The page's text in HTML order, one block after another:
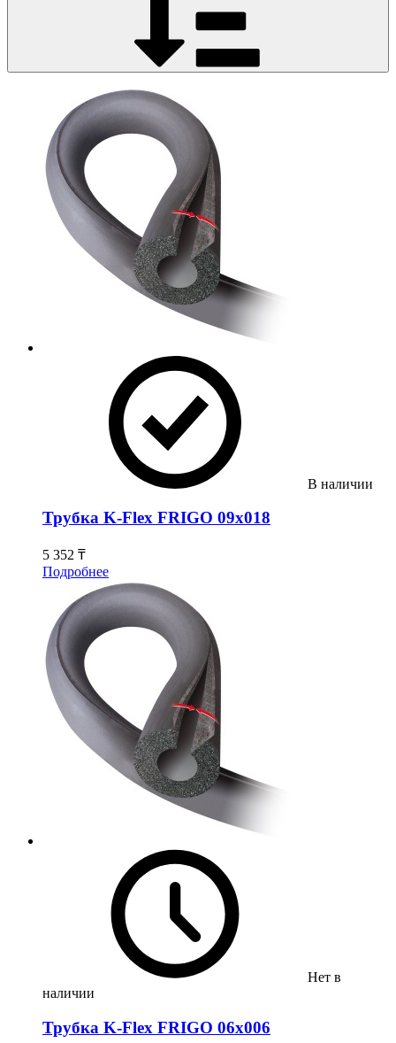
В наличии
Трубка K-Flex FRIGO 09х018
5 352 ₸
Подробнее
Нет в
наличии
Трубка K-Flex FRIGO 06х006